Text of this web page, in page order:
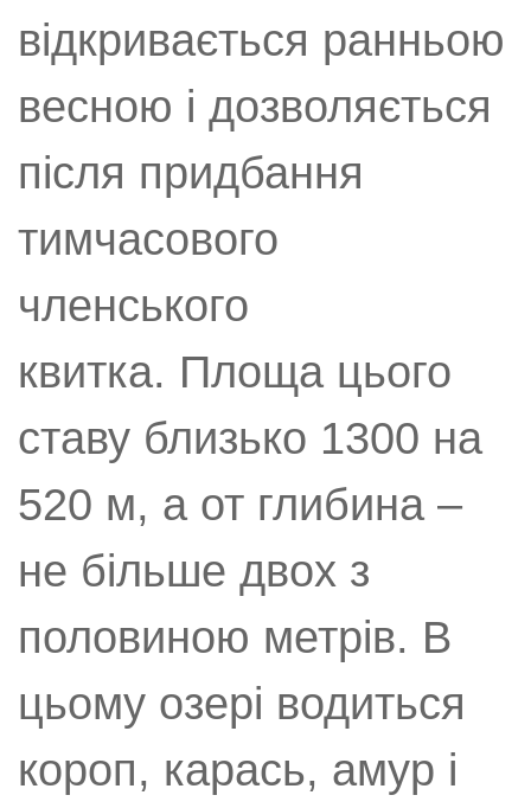
відкривається ранньою
весною і дозволяється
після придбання
тимчасового
членського
квитка. Площа цього
ставу близько 1300 на
520 м, а от глибина –
не більше двох з
половиною метрів. В
цьому озері водиться
короп, карась, амур і